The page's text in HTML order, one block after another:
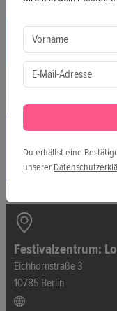
Podcast
FREAKS NO MORE!
Wie ist es, im
Inklusion. In jeder
und ehrliche
6:30 Live
Festivalzentrum:
Eichhornstraße 3
10785 Berlin
Du erhältst eine
unserer